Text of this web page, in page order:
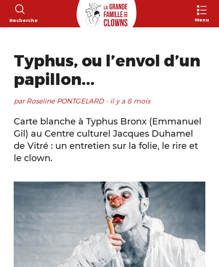
Recherche Menu
Typhus, ou l’envol d’un
papillon...
par Roseline PONTGELARD - il y a 8 mois
Carte blanche à Typhus Bronx (Emmanuel
Gil) au Centre culturel Jacques Duhamel
de Vitré : un entretien sur la folie, le rire et
le clown.